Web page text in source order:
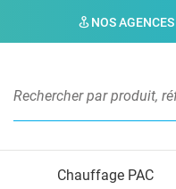
NOS AGENCES
Chauffage PAC